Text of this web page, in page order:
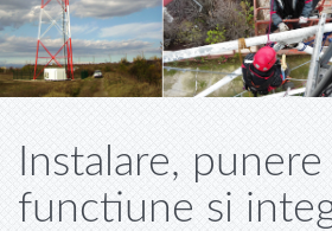
Instalare, punere
functiune si